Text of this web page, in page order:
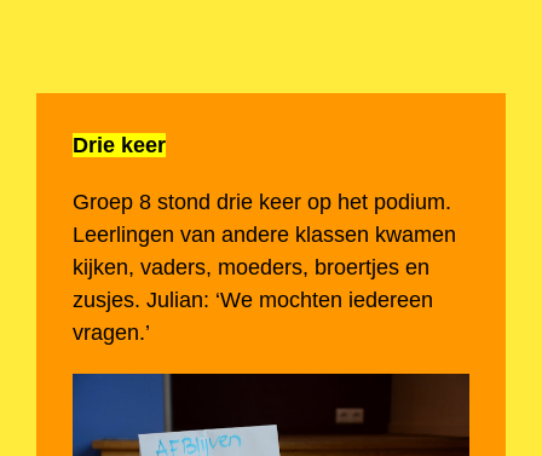
Drie keer
Groep 8 stond drie keer op het podium.
Leerlingen van andere klassen kwamen
kijken, vaders, moeders, broertjes en
zusjes. Julian: ‘We mochten iedereen
vragen.’